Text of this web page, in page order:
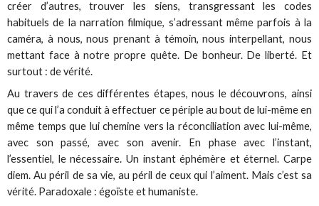
créer d’autres, trouver les siens, transgressant les codes
habituels de la narration filmique, s’adressant même parfois à la
caméra, à nous, nous prenant à témoin, nous interpellant, nous
mettant face à notre propre quête. De bonheur. De liberté. Et
surtout : de vérité.
Au travers de ces différentes étapes, nous le découvrons, ainsi
que ce qui l’a conduit à effectuer ce périple au bout de lui-même en
même temps que lui chemine vers la réconciliation avec lui-même,
avec son passé, avec son avenir. En phase avec l’instant,
l’essentiel, le nécessaire. Un instant éphémère et éternel. Carpe
diem. Au péril de sa vie, au péril de ceux qui l’aiment. Mais c’est sa
vérité. Paradoxale : égoïste et humaniste.